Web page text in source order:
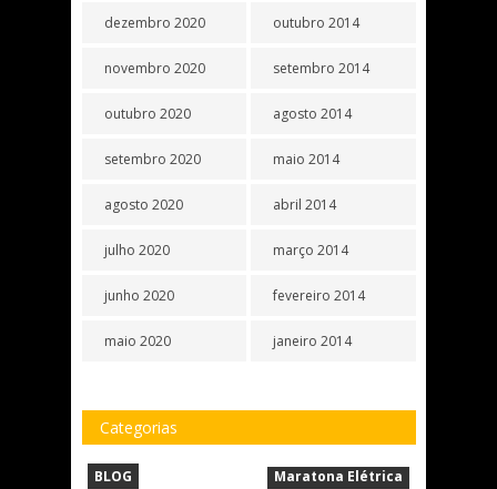
dezembro 2020
novembro 2020
outubro 2020
setembro 2020
agosto 2020
julho 2020
junho 2020
maio 2020
outubro 2014
setembro 2014
agosto 2014
maio 2014
abril 2014
março 2014
fevereiro 2014
janeiro 2014
Categorias
BLOG Maratona Elétrica